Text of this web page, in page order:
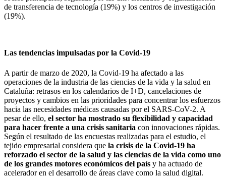
de transferencia de tecnología (19%) y los centros de investigación
(19%).
Las tendencias impulsadas por la Covid-19
A partir de marzo de 2020, la Covid-19 ha afectado a las
operaciones de la industria de las ciencias de la vida y la salud en
Cataluña: retrasos en los calendarios de I+D, cancelaciones de
proyectos y cambios en las prioridades para concentrar los esfuerzos
hacia las necesidades médicas causadas por el SARS-CoV-2. A
pesar de ello, el sector ha mostrado su flexibilidad y capacidad
para hacer frente a una crisis sanitaria con innovaciones rápidas.
Según el resultado de las encuestas realizadas para el estudio, el
tejido empresarial considera que la crisis de la Covid-19 ha
reforzado el sector de la salud y las ciencias de la vida como uno
de los grandes motores económicos del país y ha actuado de
acelerador en el desarrollo de áreas clave como la salud digital.